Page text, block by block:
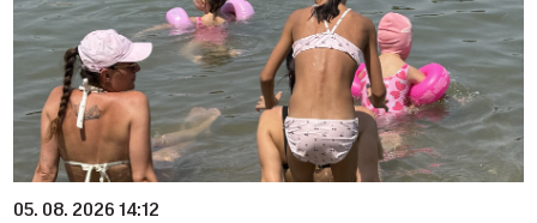
05. 08. 2026 14:12